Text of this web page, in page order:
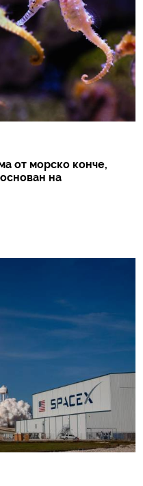
от морско конче,
на